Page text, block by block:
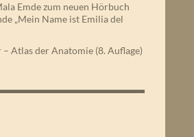
Emde zum neuen Hörbuch
„Mein Name ist Emilia del
Atlas der Anatomie (8. Auflage)